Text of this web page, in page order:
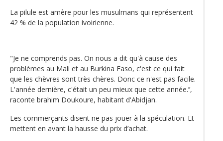
La pilule est amère pour les musulmans qui représentent
42 % de la population ivoirienne.
"Je ne comprends pas. On nous a dit qu'à cause des
problèmes au Mali et au Burkina Faso, c'est ce qui fait
que les chèvres sont très chères. Donc ce n'est pas facile.
L'année dernière, c'était un peu mieux que cette année.’’,
raconte brahim Doukoure, habitant d'Abidjan.
Les commerçants disent ne pas jouer à la spéculation. Et
mettent en avant la hausse du prix d’achat.